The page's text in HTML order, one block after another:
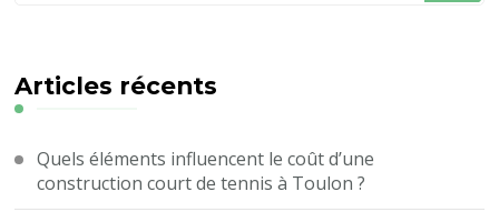
?
Articles récents
Quels éléments influencent le coût d’une
construction court de tennis à Toulon ?